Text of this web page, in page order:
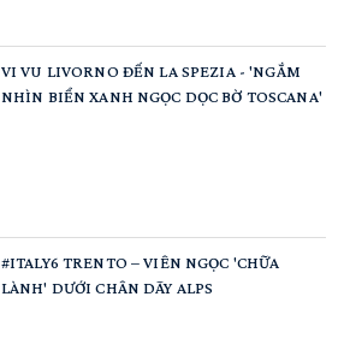
VI VU LIVORNO ĐẾN LA SPEZIA - 'NGẮM
NHÌN BIỂN XANH NGỌC DỌC BỜ TOSCANA'
#ITALY6 TRENTO – VIÊN NGỌC 'CHỮA
LÀNH' DƯỚI CHÂN DÃY ALPS